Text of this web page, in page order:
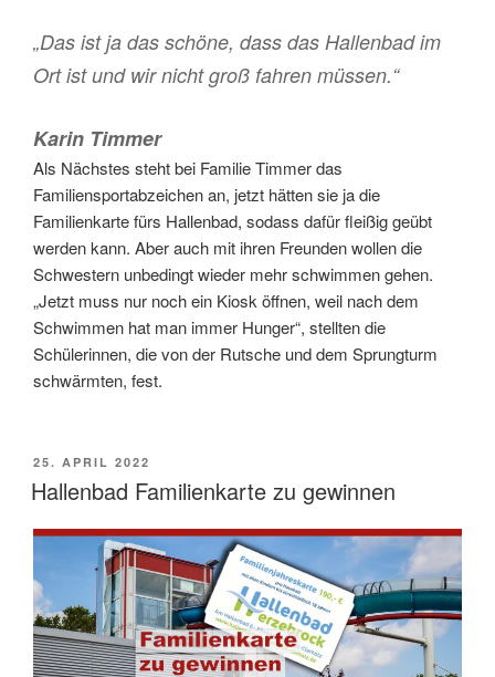
„Das ist ja das schöne, dass das Hallenbad im
Ort ist und wir nicht groß fahren müssen.“
Karin Timmer
Als Nächstes steht bei Familie Timmer das
Familiensportabzeichen an, jetzt hätten sie ja die
Familienkarte fürs Hallenbad, sodass dafür fleißig geübt
werden kann. Aber auch mit ihren Freunden wollen die
Schwestern unbedingt wieder mehr schwimmen gehen.
„Jetzt muss nur noch ein Kiosk öffnen, weil nach dem
Schwimmen hat man immer Hunger“, stellten die
Schülerinnen, die von der Rutsche und dem Sprungturm
schwärmten, fest.
VERÖFFENTLICHT
AM
25. APRIL 2022
Hallenbad Familienkarte zu gewinnen